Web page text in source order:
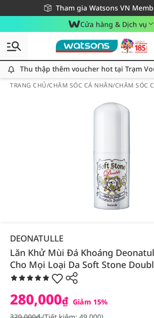
Tham gia Watsons VN
Miễn phí giao hàng cho đơn hàng
Giao hàng nhanh 24h - Áp dụng khu
Cửa hàng & Dịch vụ
Thu thập thêm voucher hot tại Trạm Voucher
Thu thập thêm voucher hot tại Trạm
TRANG CHỦ/CHĂM SÓC CÁ NHÂN/CHĂM SÓC
DEONATULLE
Lăn Khử Mùi Đá Khoáng
Cho Mọi Loại Da Soft Stone
280,000₫ Giảm 15%